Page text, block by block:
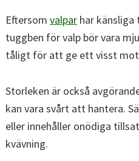
Eftersom valpar har
tuggben för valp bör vara
tåligt för att ge ett visst
Storleken är också
kan vara svårt att hantera.
eller innehåller onödiga
kvävning.